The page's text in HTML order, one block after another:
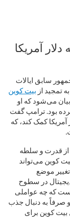
آمریکا
سابق ایالات
تمجید از بیت کوین
می‌شود که او
بود. ترامپ گفت
کمک کند، که
قدرت و سلطه
کوین می‌تواند
موضع
در سطوح
که چه عواملی
صرفاً به دنبال جذب
بیت کوین برای